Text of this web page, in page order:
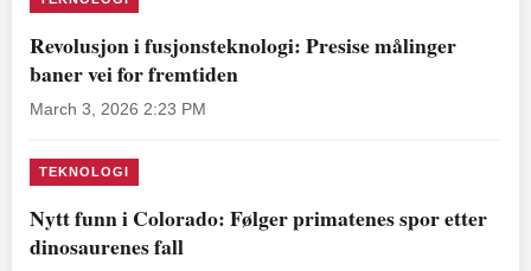
Revolusjon i fusjonsteknologi: Presise målinger
baner vei for fremtiden
March 3, 2026 2:23 PM
TEKNOLOGI
Nytt funn i Colorado: Følger primatenes spor etter
dinosaurenes fall